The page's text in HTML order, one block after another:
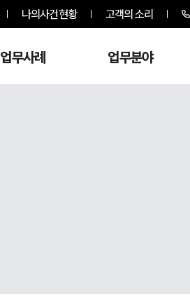
나의사건현황 고객의 소리
업무사례 업무분야